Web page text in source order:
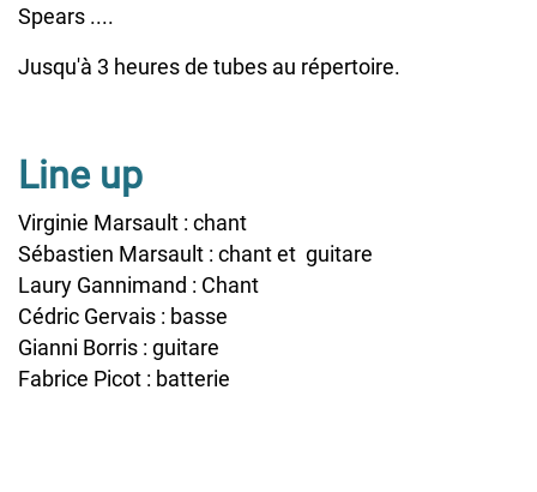
Spears ....
Jusqu'à 3 heures de tubes au répertoire.
Line up
Virginie Marsault : chant
Sébastien Marsault : chant et guitare
Laury Gannimand : Chant
Cédric Gervais : basse
Gianni Borris : guitare
Fabrice Picot : batterie